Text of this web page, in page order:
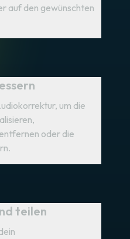
auf den gewünschten
um die
oder die
teilen